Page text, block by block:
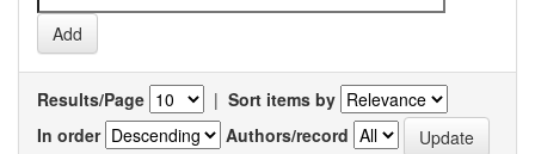
Results/Page | Sort items by
In order
Authors/record